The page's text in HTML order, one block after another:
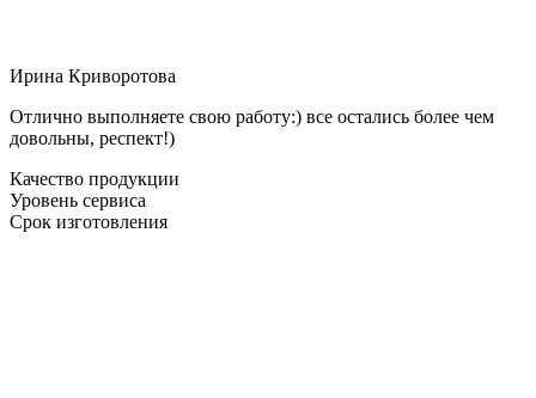
Ирина Криворотова
Отлично выполняете свою работу:) все остались более чем
довольны, респект!)
Качество продукции
Уровень сервиса
Срок изготовления